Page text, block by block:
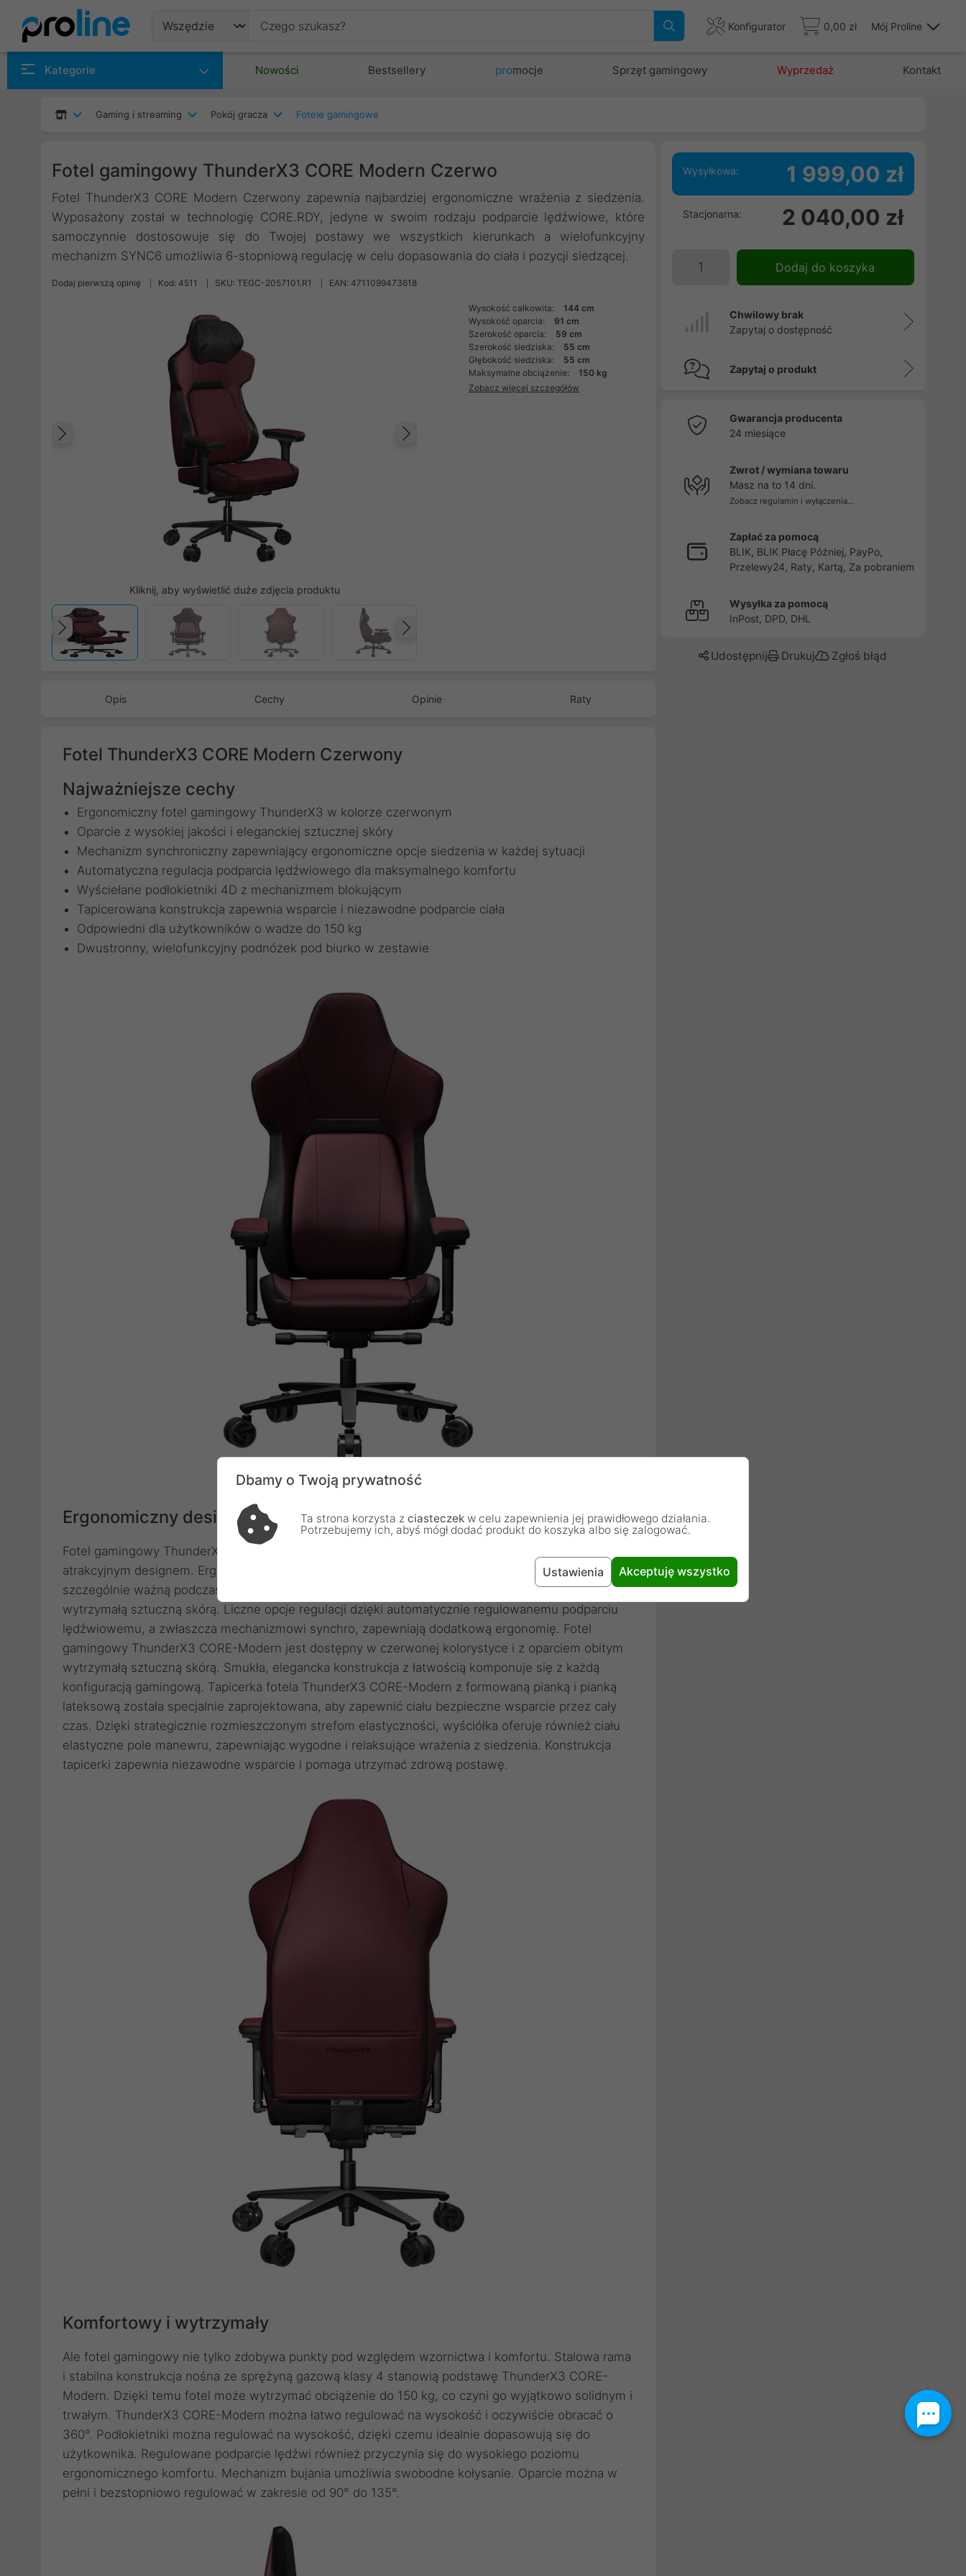
Konfigurator 0,00 zł Mój Proline
Kategorie Nowości Bestsellery promocje Sprzęt gamingowy Wyprzedaż Kontakt
Gaming i streaming Pokój gracza Fotele gamingowe
Fotel gamingowy ThunderX3 CORE Modern Czerwo
Fotel ThunderX3 CORE Modern Czerwony zapewnia najbardziej ergonomiczne wrażenia z siedzenia.
Wyposażony został w technologię CORE.RDY, jedyne w swoim rodzaju podparcie lędźwiowe, które
samoczynnie dostosowuje się do Twojej postawy we wszystkich kierunkach a wielofunkcyjny
mechanizm SYNC6 umożliwia 6-stopniową regulację w celu dopasowania do ciała i pozycji siedzącej.
Dodaj pierwszą opinię Kod: 4511 SKU: TEGC-2057101.R1 EAN: 4711099473618
Kliknij, aby wyświetlić duże zdjęcia produktu
Poprzedni
Wysokość całkowita:
144 cm
Wysokość oparcia:
91 cm
Szerokość oparcia:
59 cm
Szerokość siedziska:
55 cm
Głębokość siedziska:
55 cm
Maksymalne obciążenie:
150 kg
Zobacz więcej szczegółów
Opis Cechy Opinie Raty
Fotel ThunderX3 CORE Modern Czerwony
Najważniejsze cechy
Ergonomiczny fotel gamingowy ThunderX3 w kolorze czerwonym
Oparcie z wysokiej jakości i eleganckiej sztucznej skóry
Mechanizm synchroniczny zapewniający ergonomiczne opcje siedzenia w każdej sytuacji
Automatyczna regulacja podparcia lędźwiowego dla maksymalnego komfortu
Wyściełane podłokietniki 4D z mechanizmem blokującym
Tapicerowana konstrukcja zapewnia wsparcie i niezawodne podparcie ciała
Odpowiedni dla użytkowników o wadze do 150 kg
Dwustronny, wielofunkcyjny podnóżek pod biurko w zestawie
Ergonomiczny design
Fotel gamingowy ThunderX3 CORE Modern łączy w sobie ergonomię siedzenia z przewiewnym,
atrakcyjnym designem. Ergonomiczna konstrukcja pozwala zachować zdrową postawę siedzącą -
szczególnie ważną podczas dłuższych sesji gamingowych. Oparcie pokryte jest wysokiej jakości i
wytrzymałą sztuczną skórą. Liczne opcje regulacji dzięki automatycznie regulowanemu podparciu
lędźwiowemu, a zwłaszcza mechanizmowi synchro, zapewniają dodatkową ergonomię. Fotel
gamingowy ThunderX3 CORE-Modern jest dostępny w czerwonej kolorystyce i z oparciem obitym
wytrzymałą sztuczną skórą. Smukła, elegancka konstrukcja z łatwością komponuje się z każdą
konfiguracją gamingową. Tapicerka fotela ThunderX3 CORE-Modern z formowaną pianką i pianką
lateksową została specjalnie zaprojektowana, aby zapewnić ciału bezpieczne wsparcie przez cały
czas. Dzięki strategicznie rozmieszczonym strefom elastyczności, wyściółka oferuje również ciału
elastyczne pole manewru, zapewniając wygodne i relaksujące wrażenia z siedzenia. Konstrukcja
tapicerki zapewnia niezawodne wsparcie i pomaga utrzymać zdrową postawę.
Komfortowy i wytrzymały
Ale fotel gamingowy nie tylko zdobywa punkty pod względem wzornictwa i komfortu. Stalowa rama
i stabilna konstrukcja nośna ze sprężyną gazową klasy 4 stanowią podstawę ThunderX3 CORE-
Modern. Dzięki temu fotel może wytrzymać obciążenie do 150 kg, co czyni go wyjątkowo solidnym i
trwałym. ThunderX3 CORE-Modern można łatwo regulować na wysokość i oczywiście obracać o
360°. Podłokietniki można regulować na wysokość, dzięki czemu idealnie dopasowują się do
użytkownika. Regulowane podparcie lędźwi również przyczynia się do wysokiego poziomu
ergonomicznego komfortu. Mechanizm bujania umożliwia swobodne kołysanie. Oparcie można w
pełni i bezstopniowo regulować w zakresie od 90° do 135°.
Wysyłkowa: 1 999,00 zł
Stacjonarna: 2 040,00 zł
Dodaj do koszyka
Chwilowy brak
Zapytaj o dostępność
Zapytaj o produkt
Gwarancja producenta
24 miesiące
Zwrot / wymiana towaru
Masz na to 14 dni.
Zobacz regulamin i wyłączenia...
Zapłać za pomocą
BLIK, BLIK Płacę Później, PayPo,
Przelewy24, Raty, Kartą, Za pobraniem
Wysyłka za pomocą
InPost, DPD, DHL
Udostępnij Drukuj Zgłoś błąd
Dbamy o Twoją prywatność
Ta strona korzysta z ciasteczek w celu zapewnienia jej prawidłowego działania.
Potrzebujemy ich, abyś mógł dodać produkt do koszyka albo się zalogować.
Ustawienia Akceptuję wszystko